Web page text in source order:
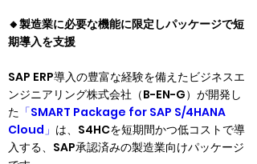
🔸製造業に必要な機能に限定しパッケージで短
期導入を支援
SAP ERP導入の豊富な経験を備えたビジネスエ
ンジニアリング株式会社（B-EN-G）が開発し
た 「SMART Package for SAP S/4HANA
Cloud」 は、S4HCを短期間かつ低コストで導
入する、SAP承認済みの製造業向けパッケージ